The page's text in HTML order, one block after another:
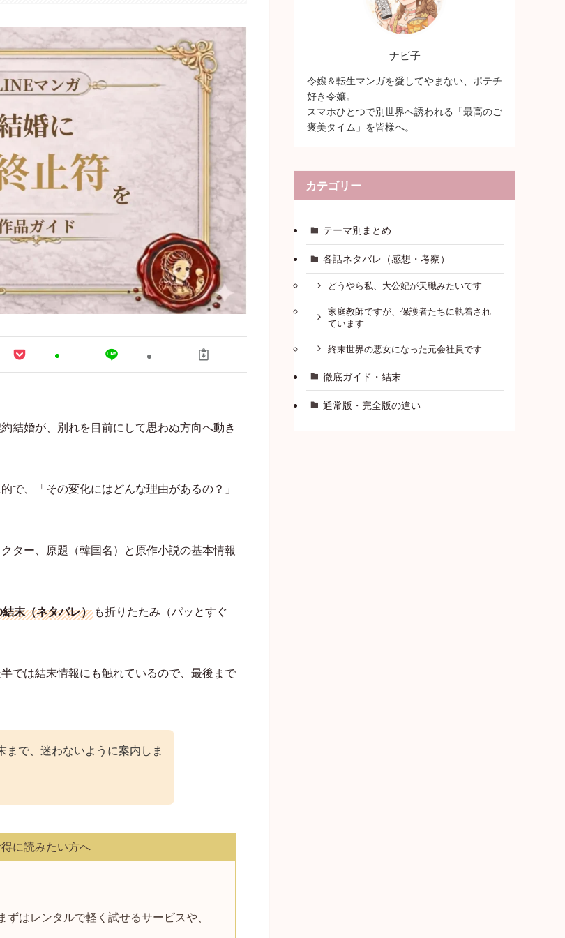
結婚が、別れを目前にして思わぬ方向へ動き
で、「その変化にはどんな理由があるの？」
ター、原題（韓国名）と原作小説の基本情報
末（ネタバレ） も折りたたみ（パッとすぐ
では結末情報にも触れているので、最後まで
で、迷わないように案内しま
に読みたい方へ
はレンタルで軽く試せるサービスや、
ナビ子
令嬢＆転生マンガを愛してやまない、ポテチ
好き令嬢。
スマホひとつで別世界へ誘われる「最高のご
褒美タイム」を皆様へ。
カテゴリー
テーマ別まとめ
各話ネタバレ（感想・考察）
どうやら私、大公妃が天職みたいです
家庭教師ですが、保護者たちに執着され
ています
終末世界の悪女になった元会社員です
徹底ガイド・結末
通常版・完全版の違い